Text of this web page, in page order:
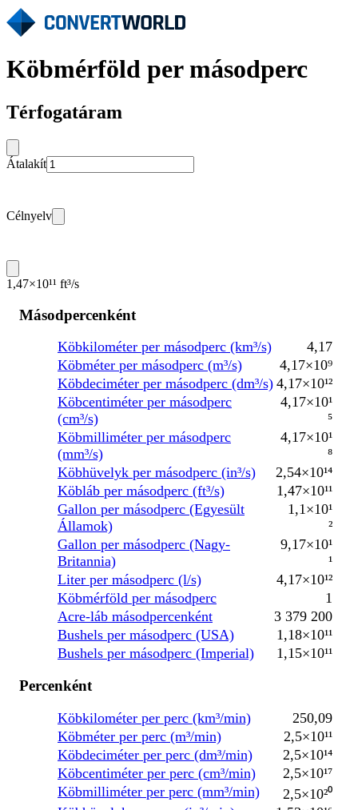
Köbmérföld per másodperc
Térfogatáram
Átalakít
Célnyelv
1,47×10¹¹ ft³/s
Másodpercenként
Köbkilométer per másodperc (km³/s)
4,17
Köbméter per másodperc (m³/s)
4,17×10⁹
Köbdeciméter per másodperc (dm³/s) 4,17×10¹²
Köbcentiméter per másodperc
(cm³/s)
4,17×10¹
⁵
Köbmilliméter per másodperc
(mm³/s)
4,17×10¹
⁸
Köbhüvelyk per másodperc (in³/s)
2,54×10¹⁴
Köbláb per másodperc (ft³/s)
1,47×10¹¹
Gallon per másodperc (Egyesült
Államok)
1,1×10¹
²
Gallon per másodperc (Nagy-
Britannia)
9,17×10¹
¹
Liter per másodperc (l/s)
4,17×10¹²
Köbmérföld per másodperc
1
Acre-láb másodpercenként
3 379 200
Bushels per másodperc (USA)
1,18×10¹¹
Bushels per másodperc (Imperial)
1,15×10¹¹
Percenként
Köbkilométer per perc (km³/min)
250,09
Köbméter per perc (m³/min)
2,5×10¹¹
Köbdeciméter per perc (dm³/min)
2,5×10¹⁴
Köbcentiméter per perc (cm³/min)
2,5×10¹⁷
Köbmilliméter per perc (mm³/min)
2,5×10²⁰